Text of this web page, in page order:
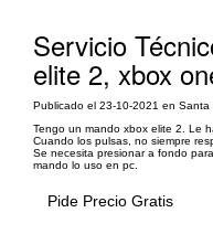
Servicio
elite 2, xbox
Publicado el 23-10-2021 en
Tengo un mando xbox elite 2. Le
Cuando los pulsas, no siempre
Se necesita presionar a fondo
mando lo uso en pc.
Pide Precio Gratis